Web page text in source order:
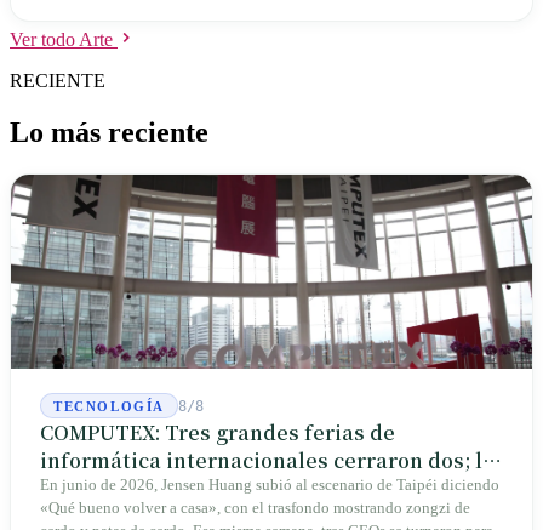
puertas afuera, esta caja contiene un cigarrillo legal y un contrato
negociar.
Ver todo Arte
RECIENTE
Lo más reciente
TECNOLOGÍA 8/8
COMPUTEX: Tres grandes ferias de
informática internacionales cerraron dos; la
que queda crece en Taipéi
En junio de 2026, Jensen Huang subió al escenario de Taipéi diciendo
«Qué bueno volver a casa», con el trasfondo mostrando zongzi de